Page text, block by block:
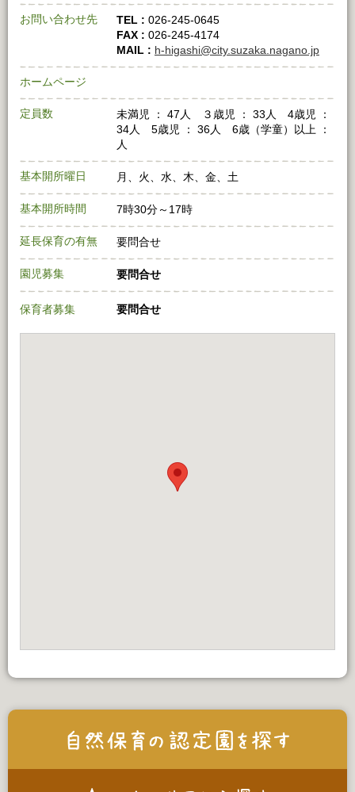
お問い合わせ先 TEL : 026‐245‐0645
FAX : 026‐245‐4174
MAIL : h-higashi@city.suzaka.nagano.jp
ホームページ
定員数
未満児 ： 47人 ３歳児 ： 33人 4歳児 ：
34人 5歳児 ： 36人 6歳（学童）以上 ：
人
基本開所曜日 月、火、水、木、金、土
基本開所時間 7時30分～17時
延長保育の有無 要問合せ
園児募集 要問合せ
保育者募集 要問合せ